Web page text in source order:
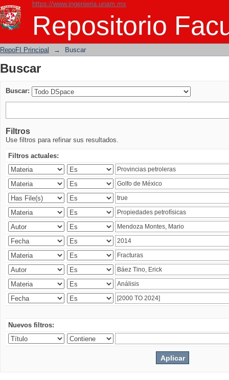
https://www.ingenieria.unam.mx
Repositorio
Buscar
RepoFI Principal → Buscar
Buscar
Buscar:
Filtros
Use filtros para refinar sus resultados.
Filtros actuales:
Nuevos filtros: